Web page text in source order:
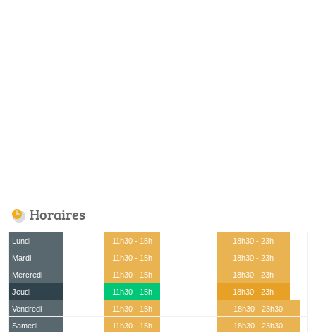
Horaires
Lundi 11h30 - 15h
18h30 - 23h
Mardi
11h30 - 15h
18h30 - 23h
Mercredi
11h30 - 15h
18h30 - 23h
Jeudi
11h30 - 15h
18h30 - 23h
Vendredi
11h30 - 15h
18h30 - 23h30
Samedi
11h30 - 15h
18h30 - 23h30